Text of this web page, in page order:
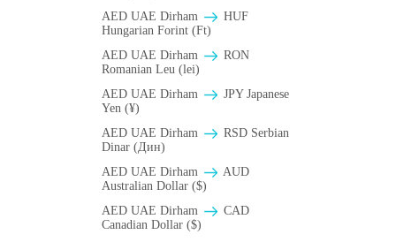
AED UAE Dirham
HUF
Hungarian Forint (Ft)
AED UAE Dirham
RON
Romanian Leu (lei)
AED UAE Dirham
JPY Japanese
Yen (¥)
AED UAE Dirham
RSD Serbian
Dinar (Дин)
AED UAE Dirham
AUD
Australian Dollar ($)
AED UAE Dirham
CAD
Canadian Dollar ($)